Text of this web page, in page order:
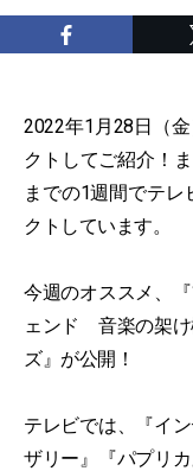
2022年1月28日（
クトしてご紹介！
までの1週間でテレ
クトしています。
今週のオススメ、
ェンド 音楽の架け
ズ』が公開！
テレビでは、『イ
ザリー』『パプリ